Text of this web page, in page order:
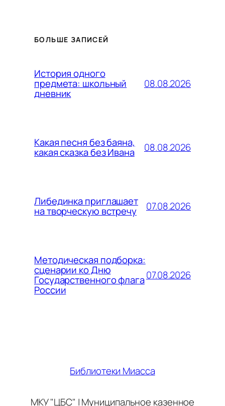
БОЛЬШЕ ЗАПИСЕЙ
История одного
предмета: школьный
дневник
08.08.2026
Какая песня без баяна,
какая сказка без Ивана 08.08.2026
Либединка приглашает
на творческую встречу 07.08.2026
Методическая подборка:
сценарии ко Дню
Государственного флага
России
07.08.2026
Библиотеки Миасса
МКУ "ЦБС" | Муниципальное казенное